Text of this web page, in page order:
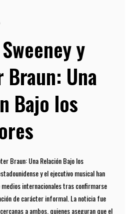
y
Braun: Una
Bajo los
Braun: Una Relación Bajo los
y el ejecutivo musical han
internacionales tras confirmarse
de carácter informal. La noticia fue
a ambos, quienes aseguran que el